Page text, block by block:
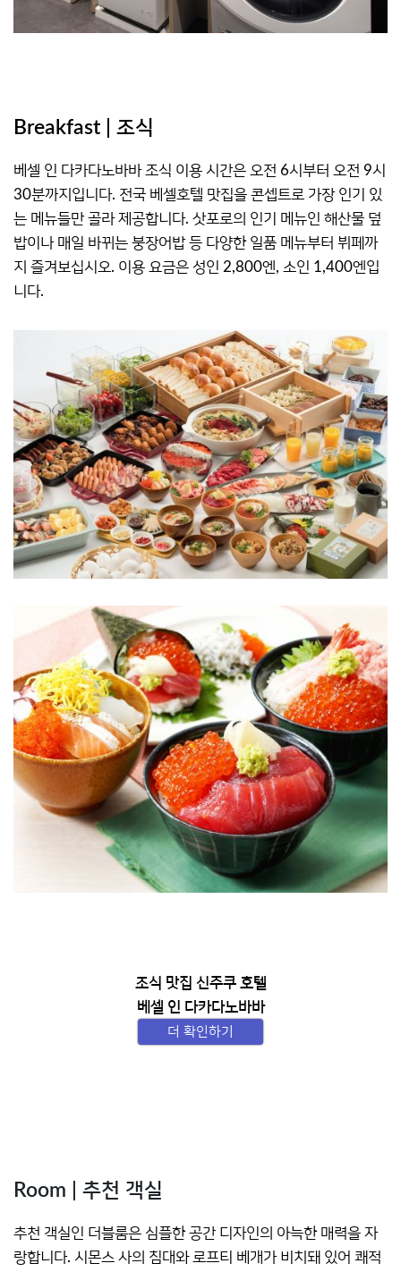
Breakfast | 조식
베셀 인 다카다노바바 조식 이용 시간은 오전 6시부터 오전 9시
30분까지입니다. 전국 베셀호텔 맛집을 콘셉트로 가장 인기 있
는 메뉴들만 골라 제공합니다. 삿포로의 인기 메뉴인 해산물 덮
밥이나 매일 바뀌는 붕장어밥 등 다양한 일품 메뉴부터 뷔페까
지 즐겨보십시오. 이용 요금은 성인 2,800엔, 소인 1,400엔입
니다.
조식 맛집 신주쿠 호텔
베셀 인 다카다노바바
더 확인하기
Room | 추천 객실
추천 객실인 더블룸은 심플한 공간 디자인의 아늑한 매력을 자
랑합니다. 시몬스 사의 침대와 로프티 베개가 비치돼 있어 쾌적